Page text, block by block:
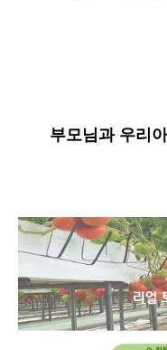
부모님과 우리